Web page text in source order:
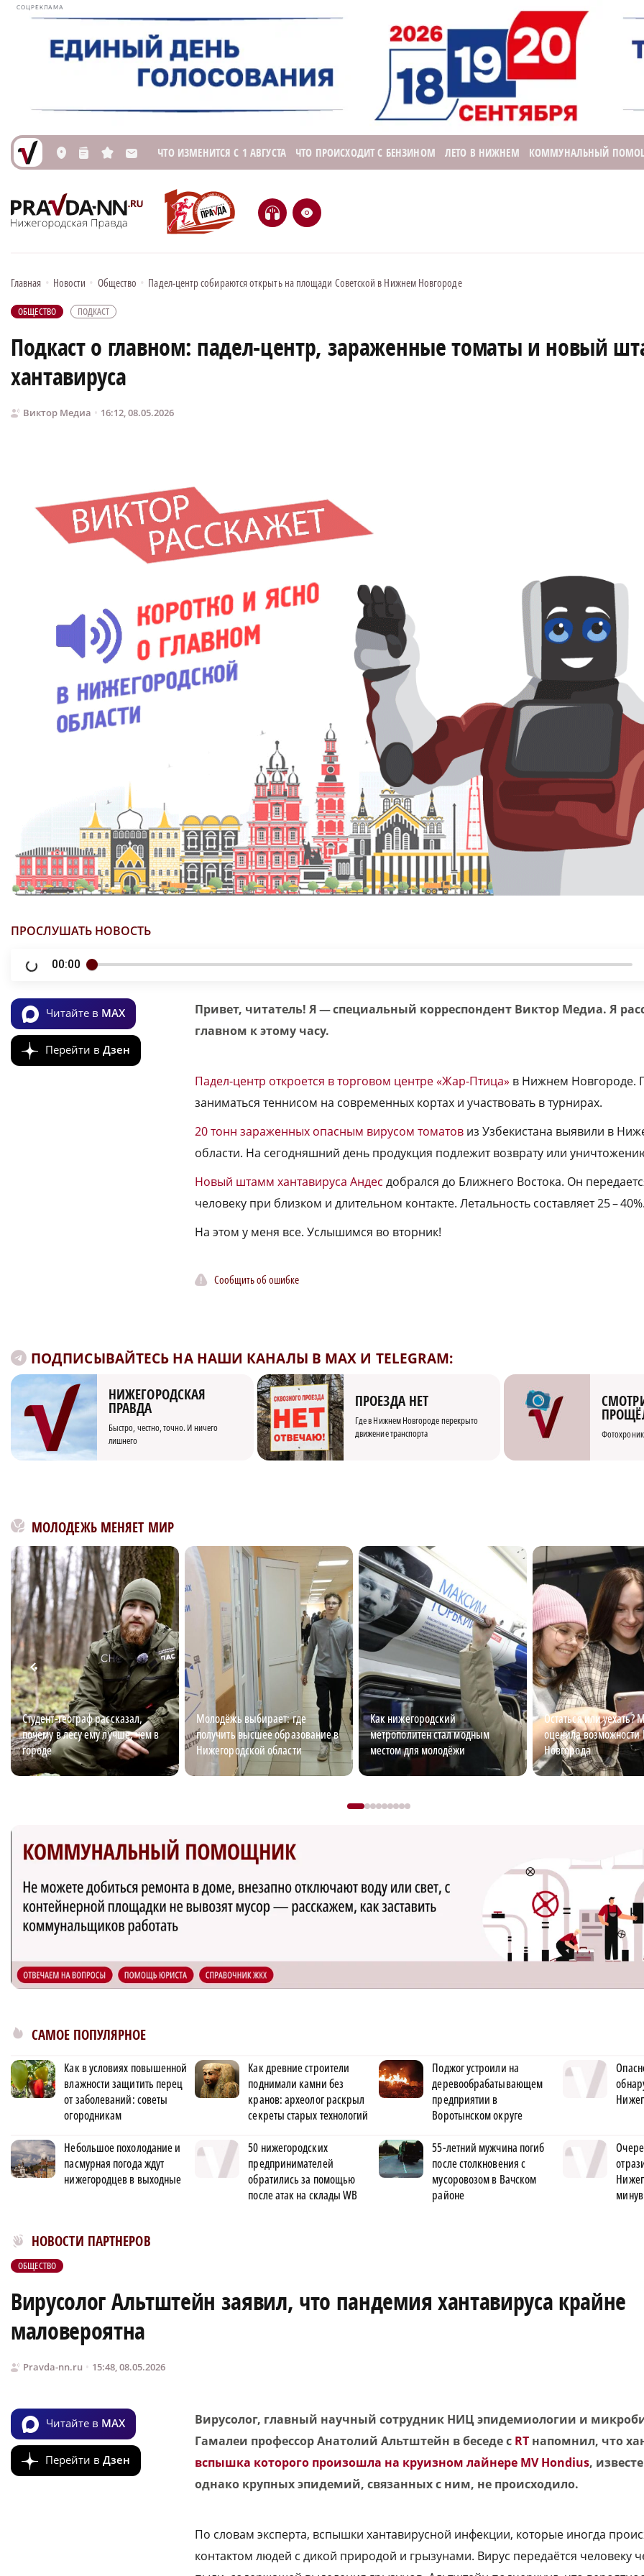
СОЦРЕКЛАМА
L n s M ЧТО ИЗМЕНИТСЯ С 1 АВГУСТА ЧТО ПРОИСХОДИТ С БЕНЗИНОМ ЛЕТО В НИЖНЕМ КОММУНАЛЬНЫЙ
H e
Главная • Новости • Общество • Падел-центр собираются открыть на площади Советской в Нижнем Новгороде
ОБЩЕСТВО ПОДКАСТ
Подкаст о главном: падел-центр, зараженные томаты и новый
хантавируса
Виктор Медиа 16:12, 08.05.2026
ПРОСЛУШАТЬ НОВОСТЬ
00:00
Читайте в MAX
Перейти в Дзен
Привет, читатель! Я — специальный корреспондент Виктор Медиа. Я
главном к этому часу.
Падел-центр откроется в торговом центре «Жар-Птица» в Нижнем Новгороде.
заниматься теннисом на современных кортах и участвовать в турнирах.
20 тонн зараженных опасным вирусом томатов из Узбекистана выявили в
области. На сегодняшний день продукция подлежит возврату или
Новый штамм хантавируса Андес добрался до Ближнего Востока. Он
человеку при близком и длительном контакте. Летальность составляет 25 – 40%.
На этом у меня все. Услышимся во вторник!
Сообщить об ошибке
ПОДПИСЫВАЙТЕСЬ НА НАШИ КАНАЛЫ В MAX И TELEGRAM:
НИЖЕГОРОДСКАЯ
ПРАВДА
Быстро, честно, точно. И ничего
лишнего
ПРОЕЗДА НЕТ
Где в Нижнем Новгороде перекрыто
движение транспорта
МОЛОДЕЖЬ МЕНЯЕТ МИР
Студент-географ рассказал,
почему в лесу ему лучше, чем в
городе
Молодёжь выбирает: где
получить высшее образование в
Нижегородской области
Как нижегородский
метрополитен стал модным
местом для молодёжи
Остаться или уехать?
оценила
Новгорода
САМОЕ ПОПУЛЯРНОЕ
Как в условиях повышенной
влажности защитить перец
от заболеваний: советы
огородникам
Как древние строители
поднимали камни без
кранов: археолог раскрыл
секреты старых технологий
Поджог устроили на
деревообрабатывающем
предприятии в
Воротынском округе
Небольшое похолодание и
пасмурная погода ждут
нижегородцев в выходные
50 нижегородских
предпринимателей
обратились за помощью
после атак на склады WB
55-летний мужчина погиб
после столкновения с
мусоровозом в Вачском
районе
НОВОСТИ ПАРТНЕРОВ
Новости МирТесен
ОБЩЕСТВО
Вирусолог Альтштейн заявил, что пандемия хантавируса крайне
маловероятна
Pravda-nn.ru 15:48, 08.05.2026
Читайте в MAX
Перейти в Дзен
Вирусолог, главный научный сотрудник НИЦ эпидемиологии и
Гамалеи профессор Анатолий Альтштейн в беседе с RT напомнил, что
вспышка которого произошла на круизном лайнере MV Hondius,
однако крупных эпидемий, связанных с ним, не происходило.
По словам эксперта, вспышки хантавирусной инфекции, которые иногда
контактом людей с дикой природой и грызунами. Вирус передаётся человеку